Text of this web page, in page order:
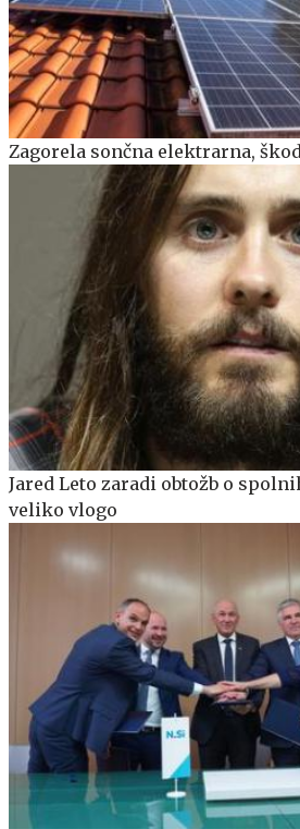
Zagorela sončna elektrarna,
Jared Leto zaradi obtožb o
veliko vlogo